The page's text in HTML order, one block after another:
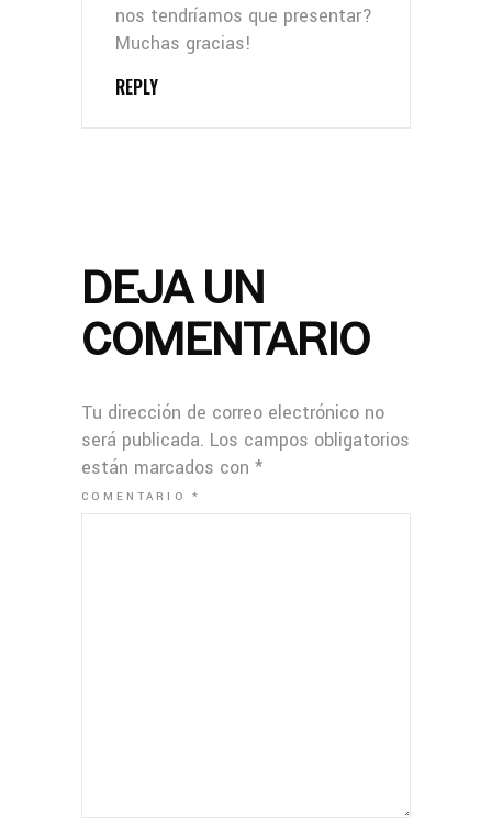
nos tendríamos que presentar?
Muchas gracias!
REPLY
DEJA UN
COMENTARIO
Tu dirección de correo electrónico no
será publicada. Los campos obligatorios
están marcados con *
COMENTARIO*